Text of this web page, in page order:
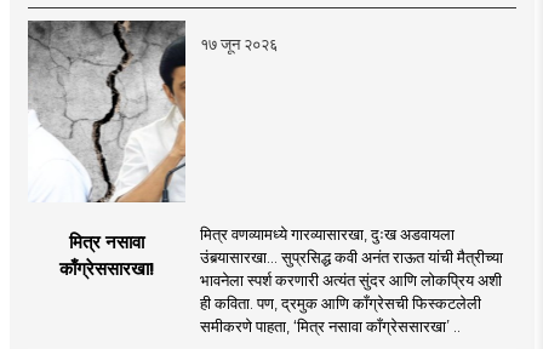
१७ जून २०२६
मित्र नसावा
काँग्रेससारखा!
मित्र वणव्यामध्ये गारव्यासारखा, दुःख अडवायला
उंबर्‍यासारखा... सुप्रसिद्ध कवी अनंत राऊत यांची मैत्रीच्या
भावनेला स्पर्श करणारी अत्यंत सुंदर आणि लोकप्रिय अशी
ही कविता. पण, द्रमुक आणि काँग्रेसची फिस्कटलेली
समीकरणे पाहता, ‘मित्र नसावा काँग्रेससारखा’ ..